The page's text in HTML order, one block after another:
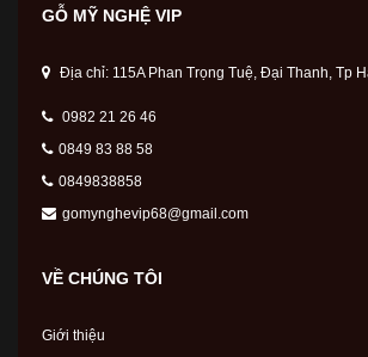
GỖ MỸ NGHỆ VIP
Địa chỉ: 115A Phan Trọng Tuệ, Đại Thanh, Tp
0982 21 26 46
0849 83 88 58
0849838858
gomynghevip68@gmail.com
VỀ CHÚNG TÔI
Giới thiệu